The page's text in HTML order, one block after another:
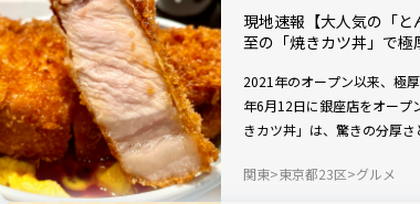
現地速報【大人気の「
至の「焼きカツ丼」で極
2021年のオープン以来、極
年6月12日に銀座店をオープ
きカツ丼」は、驚きの分厚
関東 東京都23区 グルメ